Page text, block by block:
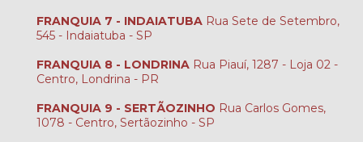
FRANQUIA 7 - INDAIATUBA Rua Sete de Setembro,
545 - Indaiatuba - SP
FRANQUIA 8 - LONDRINA Rua Piauí, 1287 - Loja 02 -
Centro, Londrina - PR
FRANQUIA 9 - SERTÃOZINHO Rua Carlos Gomes,
1078 - Centro, Sertãozinho - SP